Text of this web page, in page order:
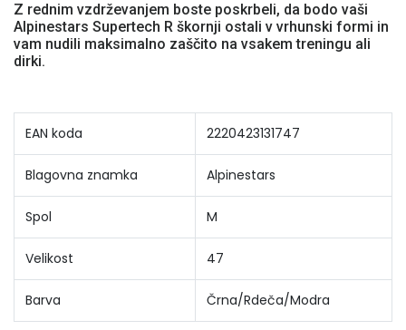
Z rednim vzdrževanjem boste poskrbeli, da bodo vaši
Alpinestars Supertech R škornji ostali v vrhunski formi in
vam nudili maksimalno zaščito na vsakem treningu ali
dirki.
EAN koda 2220423131747
Blagovna znamka Alpinestars
Spol M
Velikost 47
Barva Črna/Rdeča/Modra